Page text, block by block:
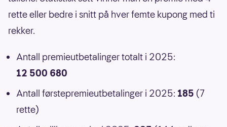
rette eller bedre i snitt på hver femte kupong med ti
rekker.
Antall premieutbetalinger totalt i 2025:
12 500 680
Antall førstepremieutbetalinger i 2025: 185 (7
rette)